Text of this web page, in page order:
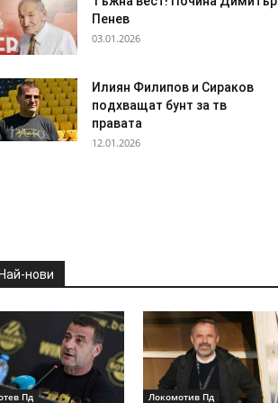
Пенев
03.01.2026
Илиян Филипов и Сираков
подхващат бунт за тв
правата
12.01.2026
нови
Пд Локомотив Пд